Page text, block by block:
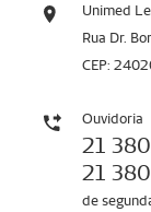
Unimed
Rua Dr.
CEP:
Ouvidoria
21
21
de